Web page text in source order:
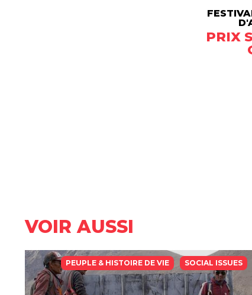
PRIX
VOIR AUSSI
PEUPLE & HISTOIRE DE VIE SOCIAL ISSUES